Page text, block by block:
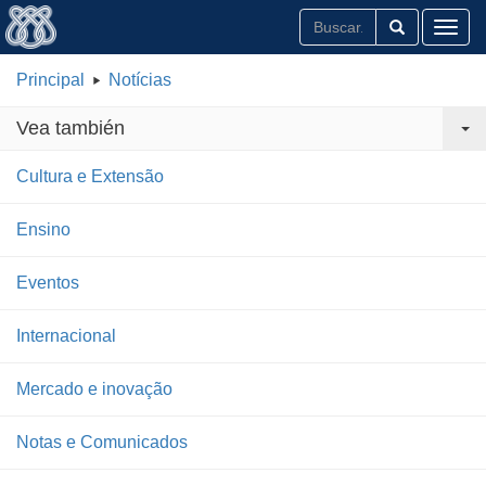
Principal Notícias
Vea también
Cultura e Extensão
Ensino
Eventos
Internacional
Mercado e inovação
Notas e Comunicados